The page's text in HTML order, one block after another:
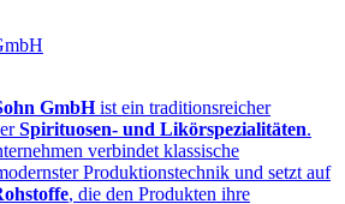
GmbHist ein traditionsreicher
Spirituosen‑ und Likörspezialitäten.
verbindet klassische
Produktionstechnik und setzt auf
, die den Produkten ihre